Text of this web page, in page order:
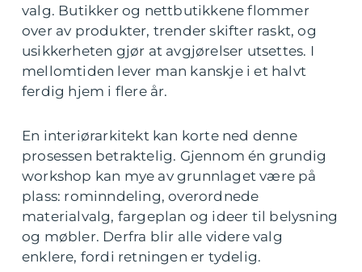
valg. Butikker og nettbutikkene flommer
over av produkter, trender skifter raskt, og
usikkerheten gjør at avgjørelser utsettes. I
mellomtiden lever man kanskje i et halvt
ferdig hjem i flere år.
En interiørarkitekt kan korte ned denne
prosessen betraktelig. Gjennom én grundig
workshop kan mye av grunnlaget være på
plass: rominndeling, overordnede
materialvalg, fargeplan og ideer til belysning
og møbler. Derfra blir alle videre valg
enklere, fordi retningen er tydelig.